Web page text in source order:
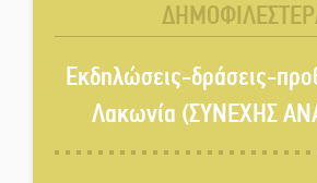
στο Καστόρειο
Τα ζάρια
Άρνα: Στήνεται
Τάβλι
Εκδηλώσεις-δράσεις-
Λακωνία (ΣΥΝΕΧΗΣ